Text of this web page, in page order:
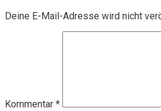
Deine E-Mail-Adresse wird nicht
Kommentar *